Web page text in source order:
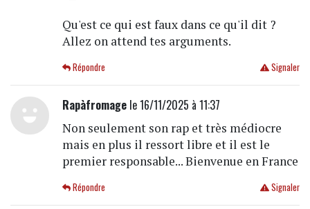
Qu'est ce qui est faux dans ce qu'il dit ?
Allez on attend tes arguments.
Signaler
Répondre
Rapàfromagele 16/11/2025 à 11:37
Non seulement son rap et très médiocre
mais en plus il ressort libre et il est le
premier responsable... Bienvenue en France
Signaler
Répondre